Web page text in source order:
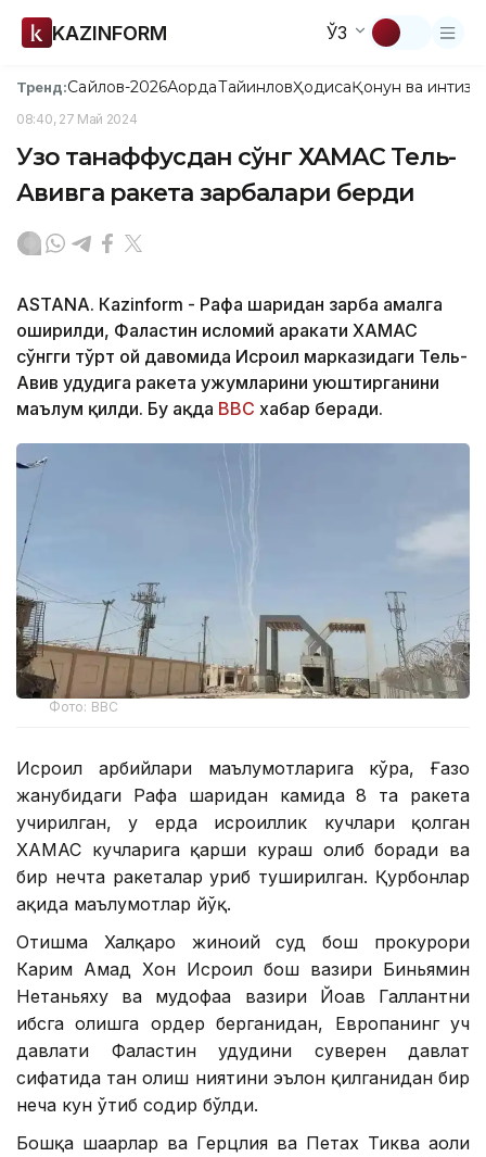
KAZINFORM ЎЗ
Тренд:Сайлов-2026АқордаТайинловҲодисаҚонун ва
08:40, 27 Май 2024
Узоқ танаффусдан сўнг ХАМАС Тель-
Авивга ракета зарбалари берди
ASTANA. Кazinform - Рафаҳ шаҳридан зарба амалга
оширилди, Фаластин исломий ҳаракати ХАМАС
сўнгги тўрт ой давомида Исроил марказидаги Тель-
Авив ҳудудига ракета ҳужумларини уюштирганини
маълум қилди. Бу ҳақда BBC хабар беради.
Фото: ВВС
Исроил ҳарбийлари маълумотларига кўра, Ғазо
жанубидаги Рафаҳ шаҳридан камида 8 та ракета
учирилган, у ерда исроиллик кучлари қолган
ХАМАС кучларига қарши кураш олиб боради ва
бир нечта ракеталар уриб туширилган. Қурбонлар
ҳақида маълумотлар йўқ.
Отишма Халқаро жиноий суд бош прокурори
Карим Аҳмад Хон Исроил бош вазири Биньямин
Нетаньяху ва мудофаа вазири Йоав Галлантни
ҳибсга олишга ордер берганидан, Европанинг уч
давлати Фаластин ҳудудини суверен давлат
сифатида тан олиш ниятини эълон қилганидан бир
неча кун ўтиб содир бўлди.
Бошқа шаҳарлар ва Герцлия ва Петах Тиква аҳоли